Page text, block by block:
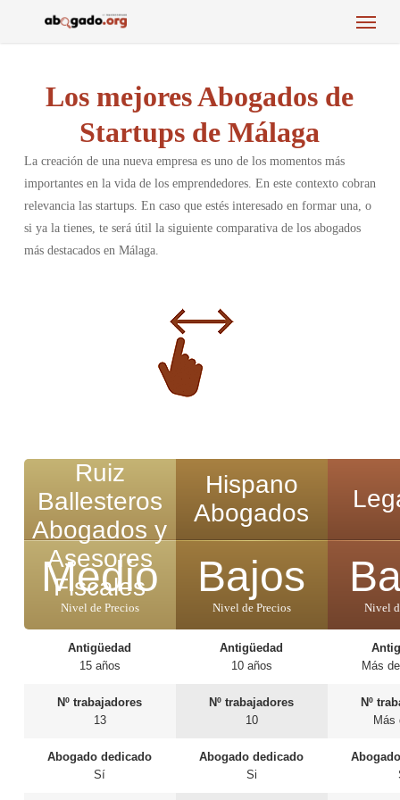
Menu
Los mejores Abogados de
Startups de Málaga
La creación de una nueva empresa es uno de los momentos más
importantes en la vida de los emprendedores. En este contexto cobran
relevancia las startups. En caso que estés interesado en formar una, o
si ya la tienes, te será útil la siguiente comparativa de los abogados
más destacados en Málaga.
Ruiz
Ballesteros
Abogados y
Asesores
Fiscales
Medio
Nivel de Precios
Antigüedad
15 años
Nº trabajadores
13
Abogado dedicado
Sí
Hispano
Abogados
Bajos
Nivel de Precios
Antigüedad
10 años
Nº trabajadores
10
Abogado dedicado
Si
Nivel
Más
Nº
Más